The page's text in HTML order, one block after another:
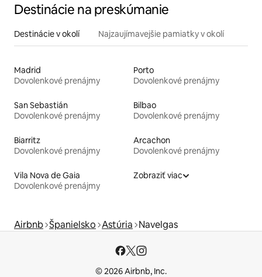
Destinácie na preskúmanie
Destinácie v okolí Najzaujímavejšie pamiatky v okolí
Madrid
Dovolenkové prenájmy
Porto
Dovolenkové prenájmy
San Sebastián
Dovolenkové prenájmy
Bilbao
Dovolenkové prenájmy
Biarritz
Dovolenkové prenájmy
Arcachon
Dovolenkové prenájmy
Vila Nova de Gaia
Dovolenkové prenájmy
Zobraziť viac
Airbnb Španielsko Astúria Navelgas
© 2026 Airbnb, Inc.